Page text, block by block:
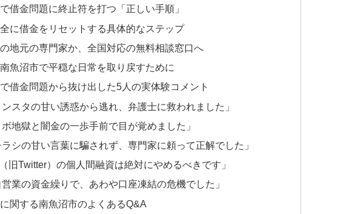
借金問題に終止符を打つ「正しい手順」
に借金をリセットする具体的なステップ
地元の専門家か、全国対応の無料相談窓口へ
魚沼市で平穏な日常を取り戻すために
借金問題から抜け出した5人の実体験コメント
スタの甘い誘惑から逃れ、弁護士に救われました」
地獄と闇金の一歩手前で目が覚めました」
シの甘い言葉に騙されず、専門家に頼って正解でした」
旧Twitter）の個人間融資は絶対にやめるべきです」
業の資金繰りで、あわや口座凍結の危機でした」
関する南魚沼市のよくあるQ&A